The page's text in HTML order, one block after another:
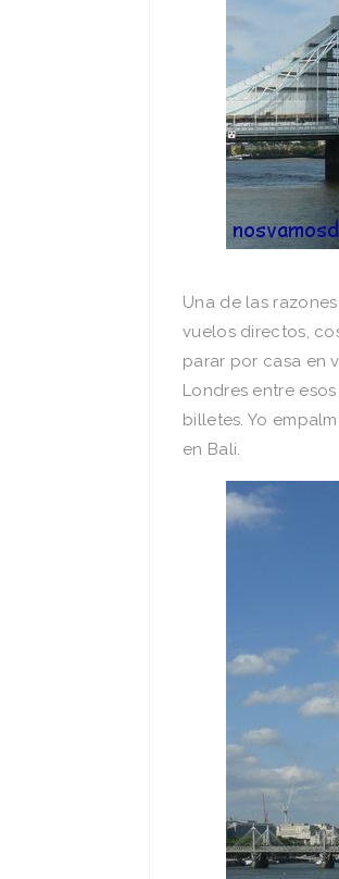
Una de las
vuelos directos,
parar por casa en
Londres entre
billetes. Yo
en Bali.